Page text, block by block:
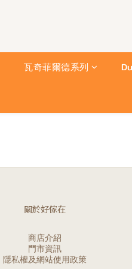
瓦奇菲爾德系列
關於好傢在
商店介紹
門市資訊
隱私權及網站使用政策